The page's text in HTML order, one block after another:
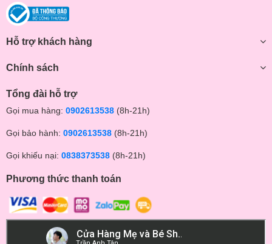
Hỗ trợ khách hàng
Chính sách
Tổng đài hỗ trợ
Gọi mua hàng: 0902613538 (8h-21h)
Gọi bảo hành: 0902613538 (8h-21h)
Gọi khiếu nại: 0838373538 (8h-21h)
Phương thức thanh toán